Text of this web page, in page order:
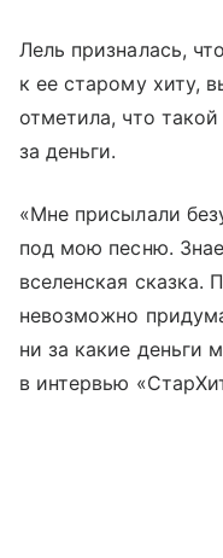
Лель призналась,
к ее старому хиту,
отметила, что
за деньги.
«Мне присылали
под мою песню.
вселенская сказка.
невозможно
ни за какие деньги
в интервью